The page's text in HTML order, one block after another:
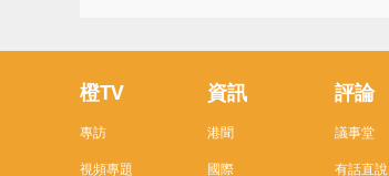
橙TV
專訪
視頻專題
資訊
港聞
國際
評論
議事堂
有話直說